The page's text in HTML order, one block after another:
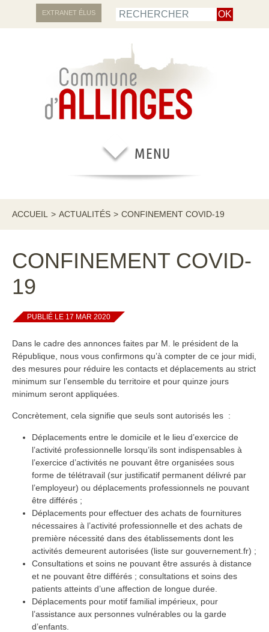
EXTRANET ÉLUS
ACCUEIL > ACTUALITÉS > CONFINEMENT COVID-19
CONFINEMENT COVID-
19
PUBLIÉ LE 17 MAR 2020
Dans le cadre des annonces faites par M. le président de la
République, nous vous confirmons qu’à compter de ce jour midi,
des mesures pour réduire les contacts et déplacements au strict
minimum sur l’ensemble du territoire et pour quinze jours
minimum seront appliquées.
Concrètement, cela signifie que seuls sont autorisés les :
Déplacements entre le domicile et le lieu d’exercice de
l’activité professionnelle lorsqu’ils sont indispensables à
l’exercice d’activités ne pouvant être organisées sous
forme de télétravail (sur justificatif permanent délivré par
l’employeur) ou déplacements professionnels ne pouvant
être différés ;
Déplacements pour effectuer des achats de fournitures
nécessaires à l’activité professionnelle et des achats de
première nécessité dans des établissements dont les
activités demeurent autorisées (liste sur gouvernement.fr) ;
Consultations et soins ne pouvant être assurés à distance
et ne pouvant être différés ; consultations et soins des
patients atteints d’une affection de longue durée.
Déplacements pour motif familial impérieux, pour
l’assistance aux personnes vulnérables ou la garde
d’enfants.